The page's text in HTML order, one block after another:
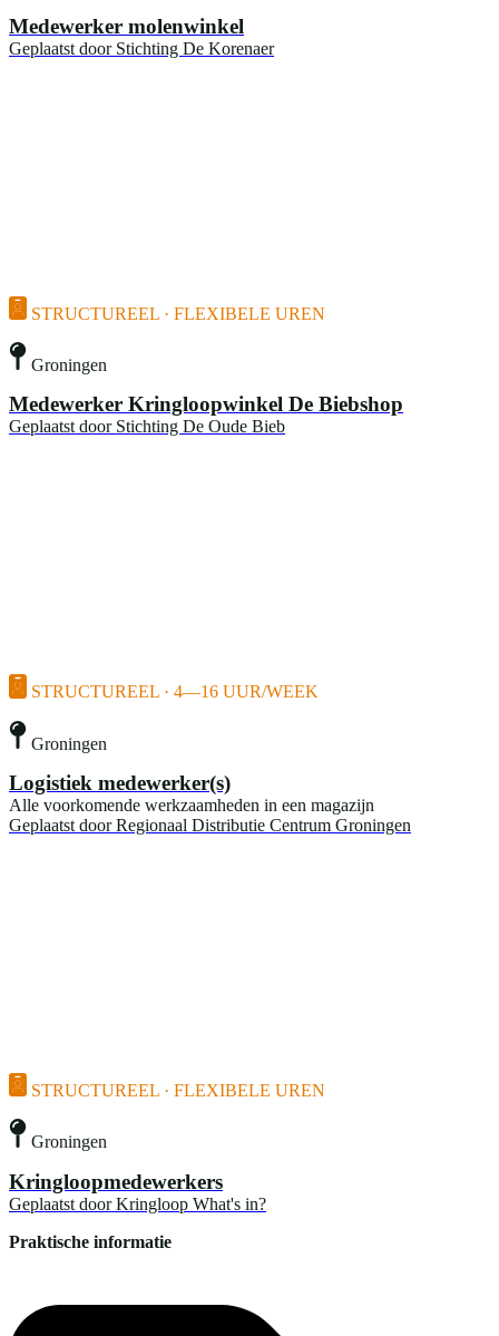
Medewerker molenwinkel
Geplaatst door Stichting De Korenaer
STRUCTUREEL · FLEXIBELE UREN
Groningen
Medewerker Kringloopwinkel De Biebshop
Geplaatst door Stichting De Oude Bieb
STRUCTUREEL · 4—16 UUR/WEEK
Groningen
Logistiek medewerker(s)
Alle voorkomende werkzaamheden in een magazijn
Geplaatst door Regionaal Distributie Centrum Groningen
STRUCTUREEL · FLEXIBELE UREN
Groningen
Kringloopmedewerkers
Geplaatst door Kringloop What's in?
Praktische informatie